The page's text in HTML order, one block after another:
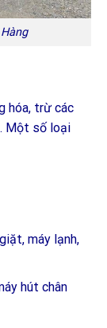
hóa, trừ các
Một số loại
máy lạnh,
hút chân